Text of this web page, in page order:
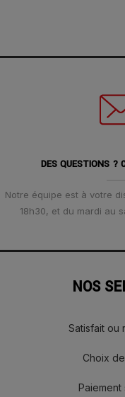
DES QUESTIONS ?
Notre équipe est à votre
18h30, et du mardi au
NOS
Satisfait ou
Choix
Paiement